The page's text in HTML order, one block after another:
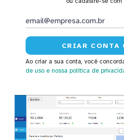
Ao criar a sua conta, você
de uso e nossa política de